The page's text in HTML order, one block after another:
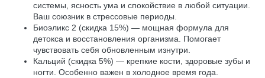
системы, ясность ума и спокойствие в любой ситуации.
Ваш союзник в стрессовые периоды.
Биоэликс 2 (скидка 15%) — мощная формула для
детокса и восстановления организма. Помогает
чувствовать себя обновленным изнутри.
Кальций (скидка 5%) — крепкие кости, здоровые зубы и
ногти. Особенно важен в холодное время года.